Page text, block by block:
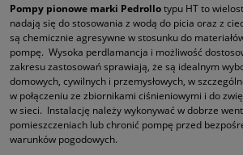
Pompy pionowe marki Pedrollotypu HT to
nadają się do stosowania z wodą do picia oraz z
są chemicznie agresywne w stosunku do
pompę. Wysoka perdlamancja i możliwość
zakresu zastosowań sprawiają, że są idealnym
domowych, cywilnych i przemysłowych, w
w połączeniu ze zbiornikami ciśnieniowymi i do
w sieci. Instalację należy wykonywać w dobrze
pomieszczeniach lub chronić pompę przed
warunków pogodowych.